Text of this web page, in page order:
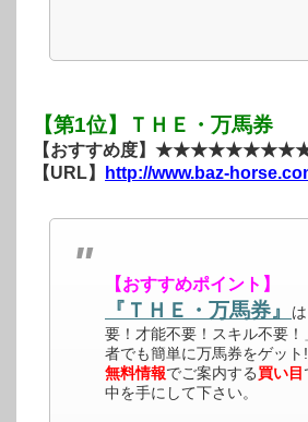
【第1位】ＴＨＥ・万馬券
【おすすめ度】
【URL】
http://www.baz-
【おすすめポイント】
『ＴＨＥ・万馬券』
要！才能不要！スキル不要！
者でも簡単に万馬券をゲット
無料情報でご案内する買い目
中を手にして下さい。